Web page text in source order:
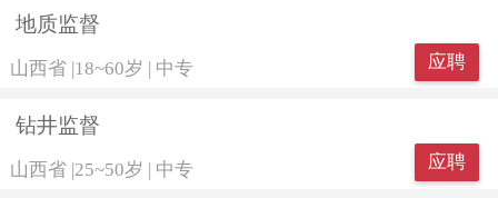
地质监督
山西省| 18~60岁 中专 应聘
钻井监督
山西省|25~50岁 | 中专 应聘